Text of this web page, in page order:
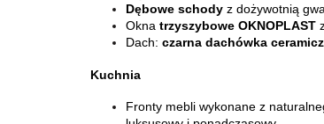
Dębowe schody z dożywotnią
Okna trzyszybowe OKNOPLAST
Dach: czarna dachówka
Kuchnia
Fronty mebli wykonane z